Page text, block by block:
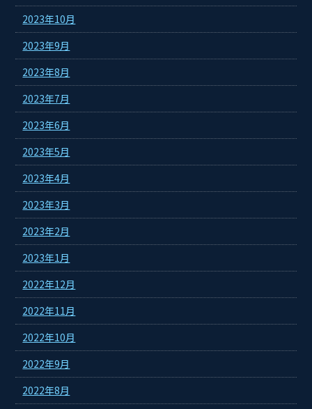
2023年10月
2023年9月
2023年8月
2023年7月
2023年6月
2023年5月
2023年4月
2023年3月
2023年2月
2023年1月
2022年12月
2022年11月
2022年10月
2022年9月
2022年8月